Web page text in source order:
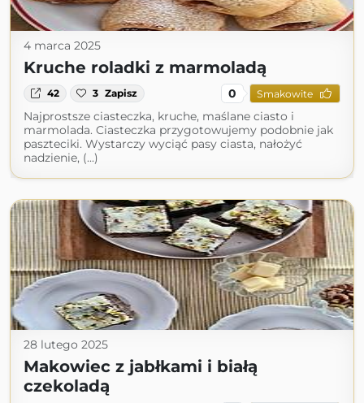
4 marca 2025
Kruche roladki z marmoladą
42 3 Zapisz 0 Smakowite
Najprostsze ciasteczka, kruche, maślane ciasto i
marmolada. Ciasteczka przygotowujemy podobnie jak
paszteciki. Wystarczy wyciąć pasy ciasta, nałożyć
nadzienie, (...)
28 lutego 2025
Makowiec z jabłkami i białą
czekoladą